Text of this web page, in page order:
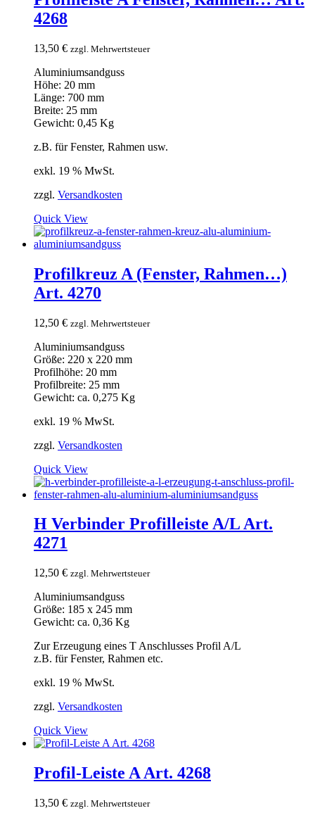
4268
13,50 € zzgl. Mehrwertsteuer
Aluminiumsandguss
Höhe: 20 mm
Länge: 700 mm
Breite: 25 mm
Gewicht: 0,45 Kg
z.B. für Fenster, Rahmen usw.
exkl. 19 % MwSt.
zzgl. Versandkosten
Quick View
Profilkreuz A (Fenster, Rahmen…)
Art. 4270
12,50 € zzgl. Mehrwertsteuer
Aluminiumsandguss
Größe: 220 x 220 mm
Profilhöhe: 20 mm
Profilbreite: 25 mm
Gewicht: ca. 0,275 Kg
exkl. 19 % MwSt.
zzgl. Versandkosten
Quick View
H Verbinder Profilleiste A/L Art.
4271
12,50 € zzgl. Mehrwertsteuer
Aluminiumsandguss
Größe: 185 x 245 mm
Gewicht: ca. 0,36 Kg
Zur Erzeugung eines T Anschlusses Profil A/L
z.B. für Fenster, Rahmen etc.
exkl. 19 % MwSt.
zzgl. Versandkosten
Quick View
Profil-Leiste A Art. 4268
13,50 € zzgl. Mehrwertsteuer